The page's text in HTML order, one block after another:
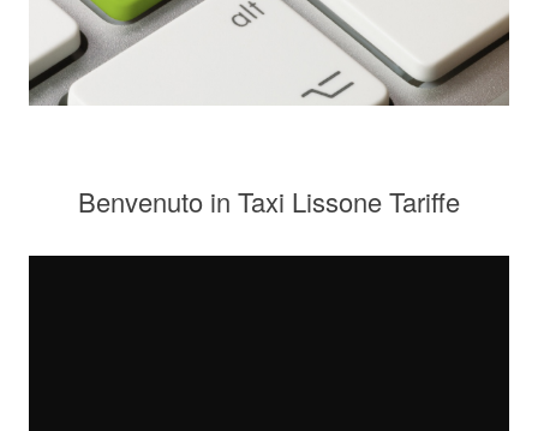
Benvenuto in Taxi Lissone Tariffe